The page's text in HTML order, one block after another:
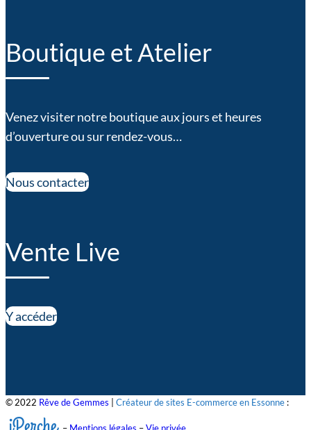
Boutique et Atelier
Venez visiter notre boutique aux jours et heures
d’ouverture ou sur rendez-vous…
Nous contacter
Vente Live
Y accéder
© 2022 Rêve de Gemmes | Créateur de sites E-commerce en Essonne :
– Mentions légales –Vie privée